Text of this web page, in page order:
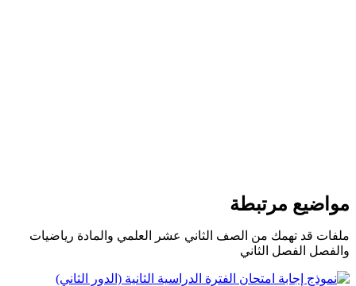
مواضيع مرتبطة
ملفات قد تهمك من الصف الثاني عشر العلمي والمادة رياضيات
والفصل الفصل الثاني